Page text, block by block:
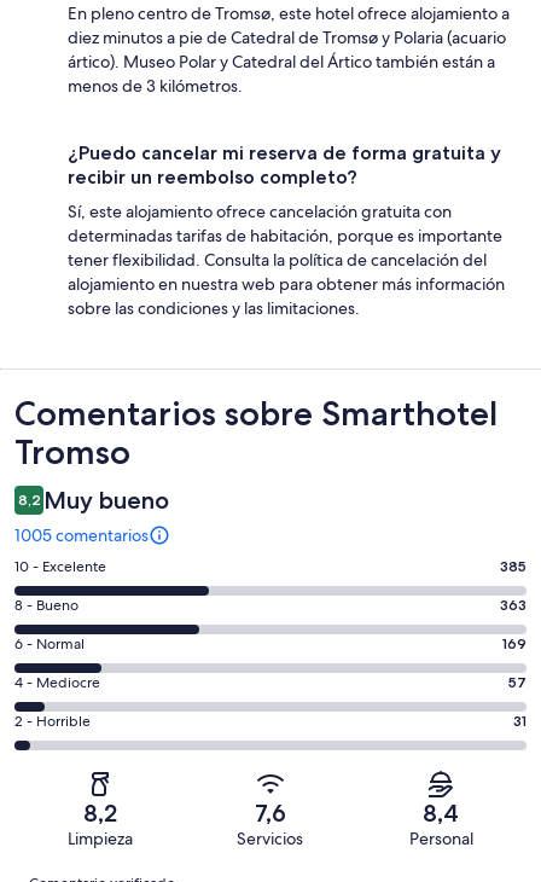
En pleno centro de Tromsø, este hotel ofrece alojamiento a
diez minutos a pie de Catedral de Tromsø y Polaria (acuario
ártico). Museo Polar y Catedral del Ártico también están a
menos de 3 kilómetros.
¿Puedo cancelar mi reserva de forma gratuita y
recibir un reembolso completo?
Sí, este alojamiento ofrece cancelación gratuita con
determinadas tarifas de habitación, porque es importante
tener flexibilidad. Consulta la política de cancelación del
alojamiento en nuestra web para obtener más información
sobre las condiciones y las limitaciones.
Comentarios
Comentarios sobre Smarthotel
Tromso
8,2 Muy bueno
1005 comentarios
385
comentarios
de
un
total
de
1005
con
puntuación
10 - Excelente 385
363
comentarios
de
un
total
de
puntuación
8 - Bueno 363
169
comentarios
de
un
total
puntuación
6 - Normal 169
57
comentarios
de
4 - Mediocre 57
31
comentarios
1005
2 - Horrible 31
8,2
Limpieza
7,6
Servicios
8,4
Personal